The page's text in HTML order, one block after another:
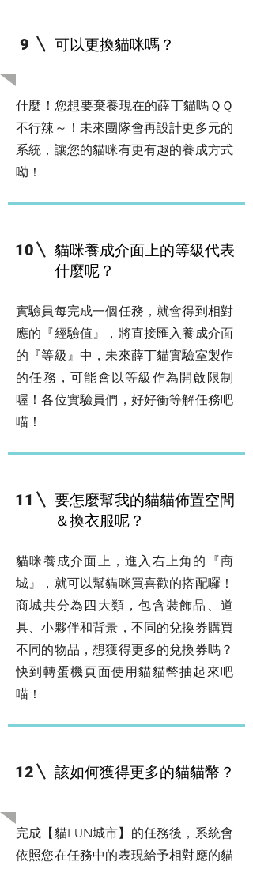
9 可以更換貓咪嗎？
什麼！您想要棄養現在的薛丁貓嗎ＱＱ
不行辣～！未來團隊會再設計更多元的
系統，讓您的貓咪有更有趣的養成方式
呦！
10
貓咪養成介面上的等級代表
什麼呢？
實驗員每完成一個任務，就會得到相對
應的『經驗值』，將直接匯入養成介面
的『等級』中，未來薛丁貓實驗室製作
的任務，可能會以等級作為開啟限制
喔！各位實驗員們，好好衝等解任務吧
喵！
11
要怎麼幫我的貓貓佈置空間
＆換衣服呢？
貓咪養成介面上，進入右上角的『商
城』，就可以幫貓咪買喜歡的搭配囉！
商城共分為四大類，包含裝飾品、道
具、小夥伴和背景，不同的兌換券購買
不同的物品，想獲得更多的兌換券嗎？
快到轉蛋機頁面使用貓貓幣抽起來吧
喵！
12 該如何獲得更多的貓貓幣？
完成【貓FUN城市】的任務後，系統會
依照您在任務中的表現給予相對應的貓
​關於貓咪養成